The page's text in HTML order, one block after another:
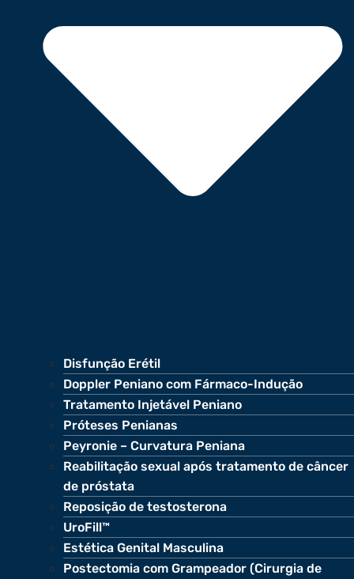
Disfunção Erétil
Doppler Peniano com Fármaco-Indução
Tratamento Injetável Peniano
Próteses Penianas
Peyronie – Curvatura Peniana
Reabilitação sexual após tratamento de câncer
de próstata
Reposição de testosterona
UroFill™
Estética Genital Masculina
Postectomia com Grampeador (Cirurgia de